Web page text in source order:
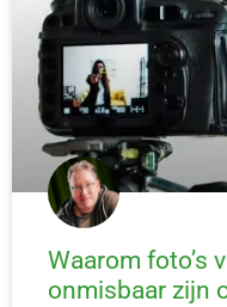
Waarom foto’s
onmisbaar zijn